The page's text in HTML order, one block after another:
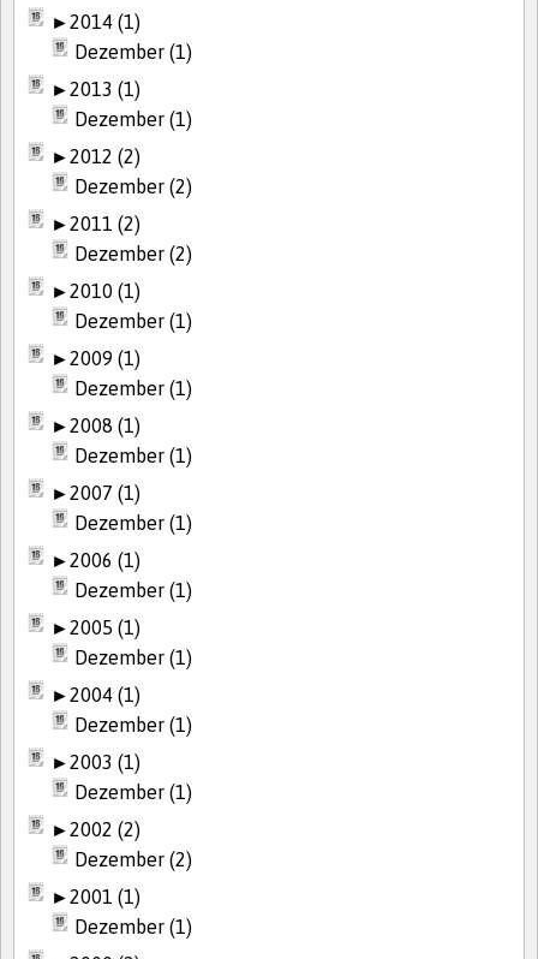
►2014 (1)
Dezember (1)
►2013 (1)
Dezember (1)
►2012 (2)
Dezember (2)
►2011 (2)
Dezember (2)
►2010 (1)
Dezember (1)
►2009 (1)
Dezember (1)
►2008 (1)
Dezember (1)
►2007 (1)
Dezember (1)
►2006 (1)
Dezember (1)
►2005 (1)
Dezember (1)
►2004 (1)
Dezember (1)
►2003 (1)
Dezember (1)
►2002 (2)
Dezember (2)
►2001 (1)
Dezember (1)